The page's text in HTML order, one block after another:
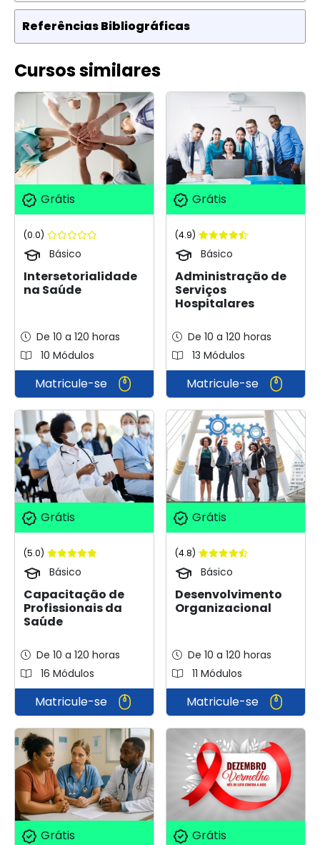
Referências Bibliográficas
Cursos similares
Grátis
(0.0)
Básico
Intersetorialidade
na Saúde
De 10 a 120 horas
10 Módulos
Matricule-se
Grátis
(4.9)
Básico
Administração de
Serviços
Hospitalares
De 10 a 120 horas
13 Módulos
Matricule-se
Grátis
(5.0)
Básico
Capacitação de
Profissionais da
Saúde
De 10 a 120 horas
16 Módulos
Matricule-se
Grátis
(4.8)
Básico
Desenvolvimento
Organizacional
De 10 a 120 horas
11 Módulos
Matricule-se
Grátis Grátis